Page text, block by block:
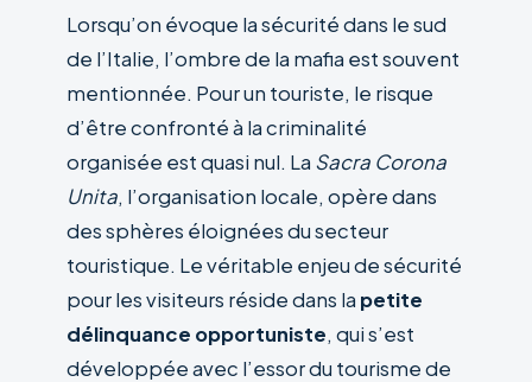
Lorsqu’on évoque la sécurité dans le sud
de l’Italie, l’ombre de la mafia est souvent
mentionnée. Pour un touriste, le risque
d’être confronté à la criminalité
organisée est quasi nul. La Sacra Corona
Unita, l’organisation locale, opère dans
des sphères éloignées du secteur
touristique. Le véritable enjeu de sécurité
pour les visiteurs réside dans la petite
délinquance opportuniste, qui s’est
développée avec l’essor du tourisme de